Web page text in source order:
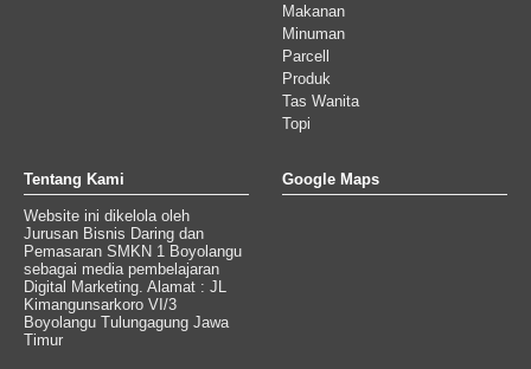
Makanan
Minuman
Parcell
Produk
Tas Wanita
Topi
Tentang Kami
Website ini dikelola oleh
Jurusan Bisnis Daring dan
Pemasaran SMKN 1 Boyolangu
sebagai media pembelajaran
Digital Marketing. Alamat : JL
Kimangunsarkoro VI/3
Boyolangu Tulungagung Jawa
Timur
Google Maps